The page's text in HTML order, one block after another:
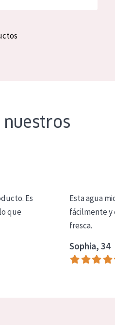
nuestros
Es
que
Esta agua
fácilmente y
fresca.
Sophia, 34